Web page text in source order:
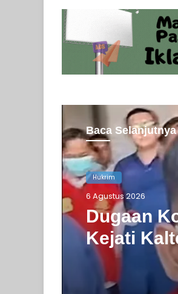
Baca Selanjutnya
Hukrim
6 Agustus 2026
Dugaan
Hukrim
4 Agustus 2026
Simpan
Utara